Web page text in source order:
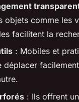
objets comme les
facilitent la
: Mobiles et
déplacer
: Ils offrent